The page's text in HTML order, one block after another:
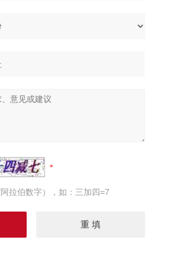
拉伯数字），如：三加四=7